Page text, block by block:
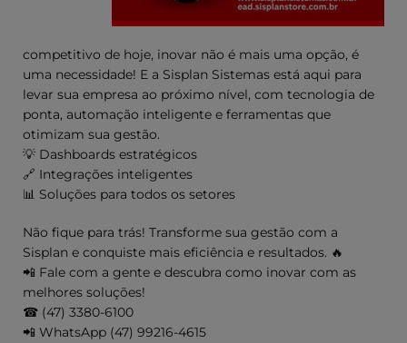
competitivo de hoje, inovar não é mais uma opção, é
uma necessidade! E a Sisplan Sistemas está aqui para
levar sua empresa ao próximo nível, com tecnologia de
ponta, automação inteligente e ferramentas que
otimizam sua gestão.
💡 Dashboards estratégicos
🔗 Integrações inteligentes
📊 Soluções para todos os setores
Não fique para trás! Transforme sua gestão com a
Sisplan e conquiste mais eficiência e resultados. 🔥
📲 Fale com a gente e descubra como inovar com as
melhores soluções!
☎ (47) 3380-6100
📲 WhatsApp (47) 99216-4615